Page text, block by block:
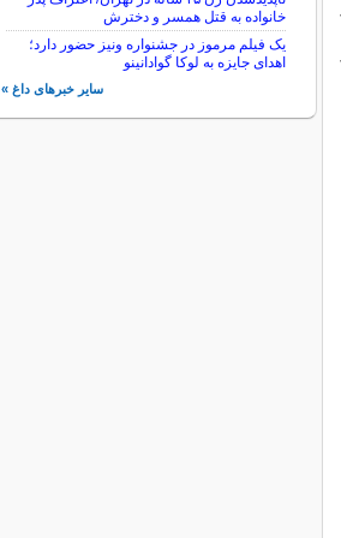
خانواده به قتل همسر و دخترش
یک فیلم مرموز در جشنواره ونیز حضور دارد؛
اهدای جایزه به لوکا گوادانینو
سایر خبرهای داغ »